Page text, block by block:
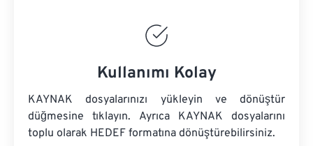
Kullanımı Kolay
KAYNAK dosyalarınızı yükleyin ve dönüştür
düğmesine tıklayın. Ayrıca KAYNAK dosyalarını
toplu olarak HEDEF formatına dönüştürebilirsiniz.